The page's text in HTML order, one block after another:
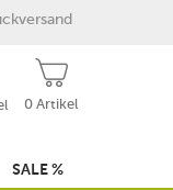
0 Artikel
SALE %